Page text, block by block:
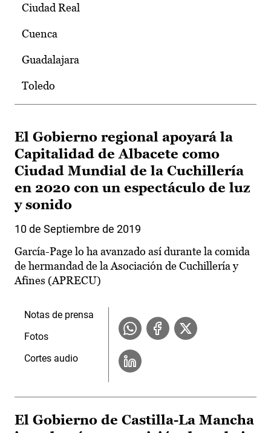
Ciudad Real
Cuenca
Guadalajara
Toledo
El Gobierno regional apoyará la
Capitalidad de Albacete como
Ciudad Mundial de la Cuchillería
en 2020 con un espectáculo de luz
y sonido
10 de Septiembre de 2019
García-Page lo ha avanzado así durante la comida
de hermandad de la Asociación de Cuchillería y
Afines (APRECU)
Notas de prensa
Fotos
Cortes audio
El Gobierno de Castilla-La Mancha